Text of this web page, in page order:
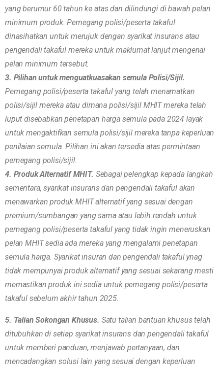
yang berumur 60 tahun ke atas dan dilindungi di bawah pelan
minimum produk. Pemegang polisi/peserta takaful
dinasihatkan untuk merujuk dengan syarikat insurans atau
pengendali takaful mereka untuk maklumat lanjut mengenai
pelan minimum tersebut.
3. Pilihan untuk menguatkuasakan semula Polisi/Sijil.
Pemegang polisi/peserta takaful yang telah menamatkan
polisi/sijil mereka atau dimana polisi/sijil MHIT mereka telah
luput disebabkan penetapan harga semula pada 2024 layak
untuk mengaktifkan semula polisi/sijil mereka tanpa keperluan
penilaian semula. Pilihan ini akan tersedia atas permintaan
pemegang polisi/sijil.
4. Produk Alternatif MHIT. Sebagai pelengkap kepada langkah
sementara, syarikat insurans dan pengendali takaful akan
menawarkan produk MHIT alternatif yang sesuai dengan
premium/sumbangan yang sama atau lebih rendah untuk
pemegang polisi/peserta takaful yang tidak ingin meneruskan
pelan MHIT sedia ada mereka yang mengalami penetapan
semula harga. Syarikat insuran dan pengendali takaful ynag
tidak mempunyai produk alternatif yang sesuai sekarang mesti
memastikan produk ini sedia untuk pemegang polisi/peserta
takaful sebelum akhir tahun 2025.
5. Talian Sokongan Khusus. Satu talian bantuan khusus telah
ditubuhkan di setiap syarikat insurans dan pengendali takaful
untuk memberi panduan, menjawab pertanyaan, dan
mencadangkan solusi lain yang sesuai dengan keperluan